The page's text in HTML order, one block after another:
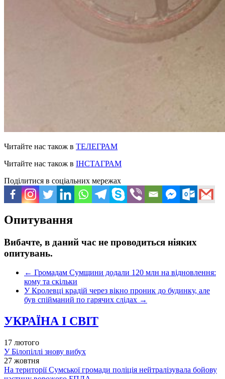
Читайте нас також в ТЕЛЕГРАМ
Читайте нас також в ІНСТАГРАМ
Поділитися в соціальних мережах
Опитування
Вибачте, в даний час не проводиться ніяких
опитувань.
← Громадам Сумщини додали 120 млн на відновлення:
кому та скільки
У Кролевці крадій через вікно проник до будинку, але
був спійманий по гарячих слідах →
УКРАЇНА І СВІТ
17 лютого
У Білопіллі знову вибух
27 жовтня
На території Сумської громади поліція нейтралізувала бойову